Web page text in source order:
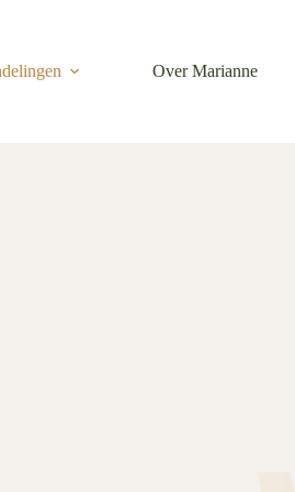
Over Marianne